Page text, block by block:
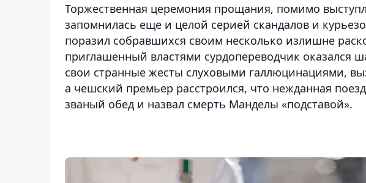
Торжественная церемония прощания, помимо
запомнилась еще и целой серией скандалов и
поразил собравшихся своим несколько излишне
приглашенный властями сурдопереводчик оказался
свои странные жесты слуховыми галлюцинациями,
а чешский премьер расстроился, что нежданная
званый обед и назвал смерть Манделы «подставой».